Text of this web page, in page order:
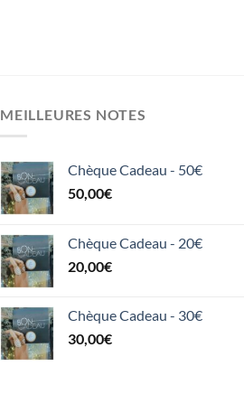
MEILLEURES NOTES
Chèque Cadeau - 50€
50,00€
Chèque Cadeau - 20€
20,00€
Chèque Cadeau - 30€
30,00€